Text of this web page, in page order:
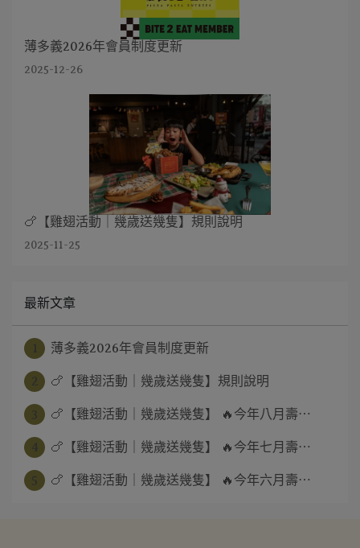
薄多義2026年會員制度更新
2025-12-26
🍗【雞翅活動｜幾歲送幾隻】規則說明
2025-11-25
最新文章
薄多義2026年會員制度更新
🍗【雞翅活動｜幾歲送幾隻】規則說明
🍗【雞翅活動｜幾歲送幾隻】 🔥今年八月壽⋯
🍗【雞翅活動｜幾歲送幾隻】 🔥今年七月壽⋯
🍗【雞翅活動｜幾歲送幾隻】 🔥今年六月壽⋯